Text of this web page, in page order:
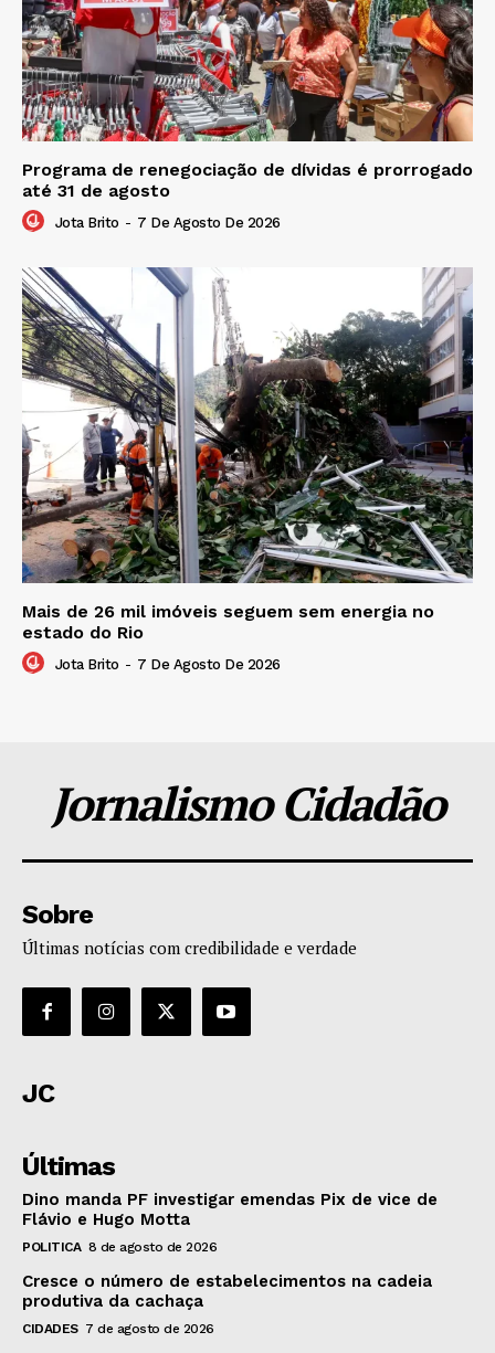
Programa de renegociação de dívidas é prorrogado
até 31 de agosto
Jota Brito - 7 De Agosto De 2026
Mais de 26 mil imóveis seguem sem energia no
estado do Rio
Jota Brito - 7 De Agosto De 2026
Jornalismo Cidadão
Sobre
Últimas notícias com credibilidade e verdade
JC
Últimas
Dino manda PF investigar emendas Pix de vice de
Flávio e Hugo Motta
POLITICA 8 de agosto de 2026
Cresce o número de estabelecimentos na cadeia
produtiva da cachaça
CIDADES 7 de agosto de 2026